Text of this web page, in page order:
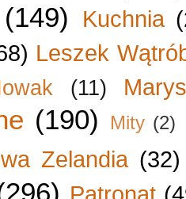
(149) Kuchnia
Leszek
(11)
(190) Mity (2)
Zelandia (32)